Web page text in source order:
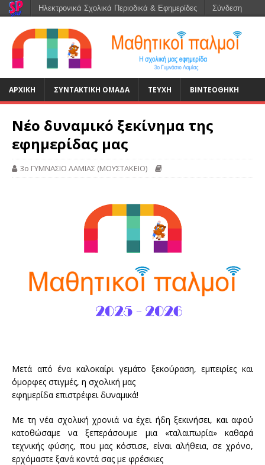
ΑΡΧΙΚΉ ΣΥΝΤΑΚΤΙΚΗ ΟΜΑΔΑ ΤΕΥΧΗ ΒΙΝΤΕΟΘΗΚΗ
Νέο δυναμικό ξεκίνημα της
εφημερίδας μας
3ο ΓΥΜΝΑΣΙΟ ΛΑΜΙΑΣ (ΜΟΥΣΤΑΚΕΙΟ)
Μετά από ένα καλοκαίρι γεμάτο ξεκούραση, εμπειρίες και
όμορφες στιγμές, η σχολική μας
εφημερίδα επιστρέφει δυναμικά!
Με τη νέα σχολική χρονιά να έχει ήδη ξεκινήσει, και αφού
κατοθώσαμε να ξεπεράσουμε μια «ταλαιπωρία» καθαρά
τεχνικής φύσης, που μας κόστισε, είναι αλήθεια, σε χρόνο,
ερχόμαστε ξανά κοντά σας με φρέσκιες
Ηλεκτρονικά Σχολικά Περιοδικά & Εφημερίδες Σύνδεση